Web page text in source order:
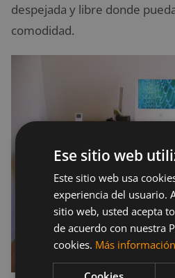
despejada y libre donde
comodidad.
Ese sitio web
Este sitio web usa
experiencia del usuario.
sitio web, usted acepta
de acuerdo con nuestra
cookies. Más información